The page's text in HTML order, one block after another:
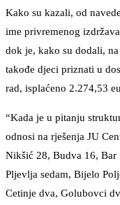
Kako su kazali, od
ime privremenog
dok je, kako su dodali,
takođe djeci priznati u
rad, isplaćeno 2.274,53
“Kada je u pitanju
odnosi na rješenja JU
Nikšić 28, Budva 16, Bar
Pljevlja sedam, Bijelo
Cetinje dva, Golubovci